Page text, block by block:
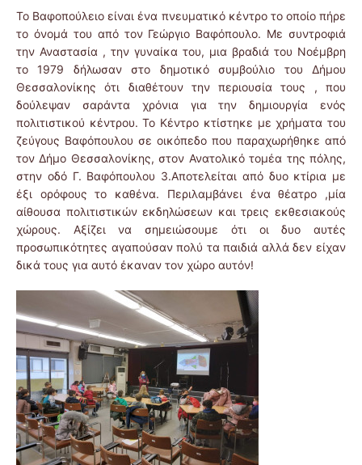
Το Βαφοπούλειο είναι ένα πνευματικό κέντρο το οποίο πήρε
το όνομά του από τον Γεώργιο Βαφόπουλο. Με συντροφιά
την Αναστασία , την γυναίκα του, μια βραδιά του Νοέμβρη
το 1979 δήλωσαν στο δημοτικό συμβούλιο του Δήμου
Θεσσαλονίκης ότι διαθέτουν την περιουσία τους , που
δούλεψαν σαράντα χρόνια για την δημιουργία ενός
πολιτιστικού κέντρου. Το Κέντρο κτίστηκε με χρήματα του
ζεύγους Βαφόπουλου σε οικόπεδο που παραχωρήθηκε από
τον Δήμο Θεσσαλονίκης, στον Ανατολικό τομέα της πόλης,
στην οδό Γ. Βαφόπουλου 3.Αποτελείται από δυο κτίρια με
έξι ορόφους το καθένα. Περιλαμβάνει ένα θέατρο ,μία
αίθουσα πολιτιστικών εκδηλώσεων και τρεις εκθεσιακούς
χώρους. Αξίζει να σημειώσουμε ότι οι δυο αυτές
προσωπικότητες αγαπούσαν πολύ τα παιδιά αλλά δεν είχαν
δικά τους για αυτό έκαναν τον χώρο αυτόν!